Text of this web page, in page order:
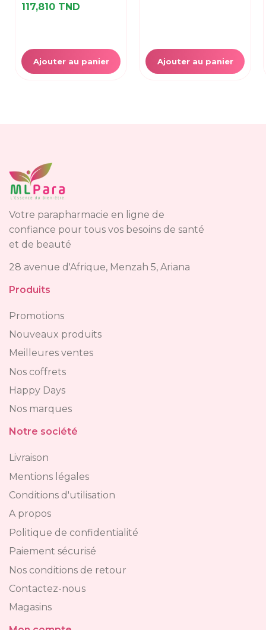
117,810 TND
Ajouter au panier Ajouter au panier
Votre parapharmacie en ligne de
confiance pour tous vos besoins de santé
et de beauté
28 avenue d'Afrique, Menzah 5, Ariana
Produits
Promotions
Nouveaux produits
Meilleures ventes
Nos coffrets
Happy Days
Nos marques
Notre société
Livraison
Mentions légales
Conditions d'utilisation
A propos
Politique de confidentialité
Paiement sécurisé
Nos conditions de retour
Contactez-nous
Magasins